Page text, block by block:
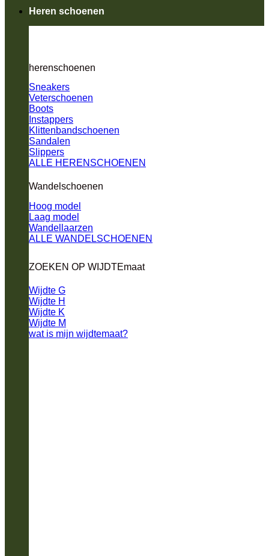
Heren schoenen
herenschoenen
Sneakers
Veterschoenen
Boots
Instappers
Klittenbandschoenen
Sandalen
Slippers
ALLE HERENSCHOENEN
Wandelschoenen
Hoog model
Laag model
Wandellaarzen
ALLE WANDELSCHOENEN
ZOEKEN OP WIJDTEmaat
Wijdte G
Wijdte H
Wijdte K
Wijdte M
wat is mijn wijdtemaat?